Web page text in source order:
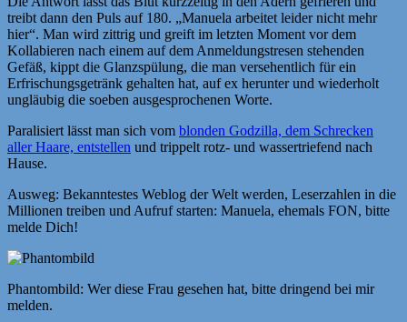
treibt dann den Puls auf 180. „Manuela arbeitet leider nicht mehr
hier“. Man wird zittrig und greift im letzten Moment vor dem
Kollabieren nach einem auf dem Anmeldungstresen stehenden
Gefäß, kippt die Glanzspülung, die man versehentlich für ein
Erfrischungsgetränk gehalten hat, auf ex herunter und wiederholt
ungläubig die soeben ausgesprochenen Worte.
Paralisiert lässt man sich vom blonden Godzilla, dem Schrecken
aller Haare, entstellen und trippelt rotz- und wassertriefend nach
Hause.
Ausweg: Bekanntestes Weblog der Welt werden, Leserzahlen in die
Millionen treiben und Aufruf starten: Manuela, ehemals FON, bitte
melde Dich!
Phantombild: Wer diese Frau gesehen hat, bitte dringend bei mir
melden.